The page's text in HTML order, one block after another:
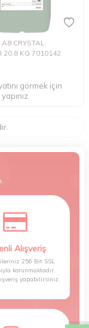
CRYSTAL
20.8 KG 7010142
görmek için
yapınız
Alışveriş
256 Bit SSL
korunmaktadır.
yapabilirsiniz.